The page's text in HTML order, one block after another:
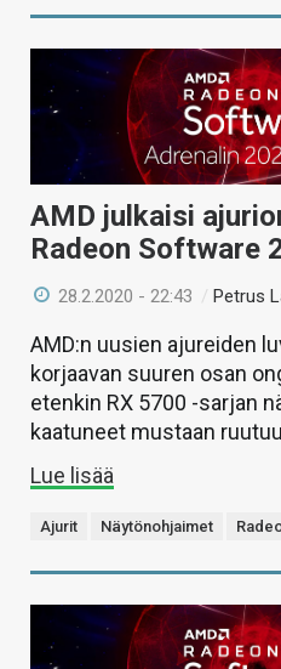
AMD julkaisi
Radeon Software
28.2.2020 - 22:43 /Petrus
AMD:n uusien ajureiden
korjaavan suuren osan
etenkin RX 5700 -sarjan
kaatuneet mustaan
Lue lisää
Ajurit Näytönohjaimet